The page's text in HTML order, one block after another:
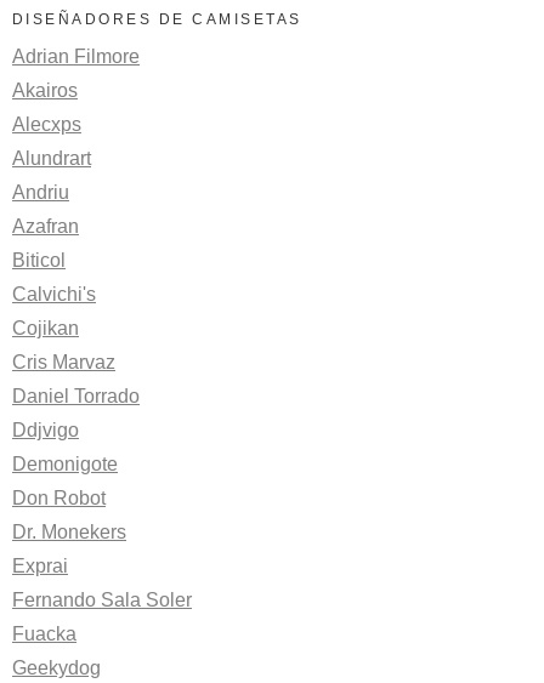
DISEÑADORES DE CAMISETAS
Adrian Filmore
Akairos
Alecxps
Alundrart
Andriu
Azafran
Biticol
Calvichi's
Cojikan
Cris Marvaz
Daniel Torrado
Ddjvigo
Demonigote
Don Robot
Dr. Monekers
Exprai
Fernando Sala Soler
Fuacka
Geekydog